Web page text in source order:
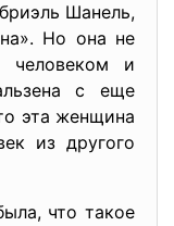
Шанель,
Но она не
человеком и
с еще
эта женщина
из другого
что такое